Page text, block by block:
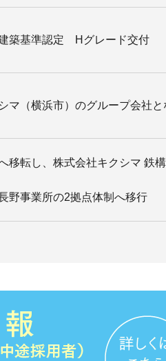
築基準認定 Hグレード交付
マ（横浜市）のグループ会社と
移転し、株式会社キクシマ 鉄
野事業所の2拠点体制へ移行